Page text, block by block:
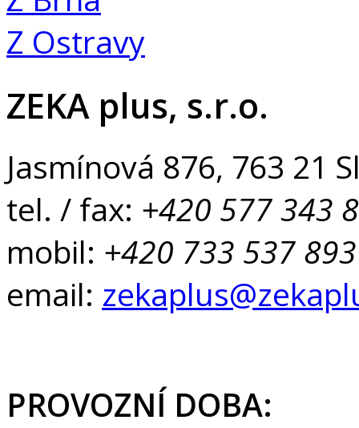
Z Ostravy
ZEKA plus, s.r.o.
Jasmínová 876, 763 21
tel. / fax: +420 577 343
mobil: +420 733 537 893
email:
PROVOZNÍ DOBA: